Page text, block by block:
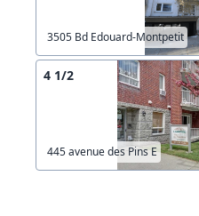
3505 Bd Edouard-Montpetit
4 1/2
445 avenue des Pins E